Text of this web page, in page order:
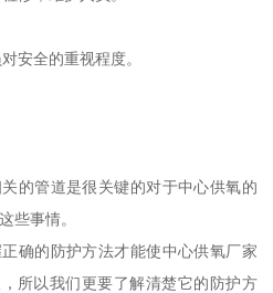
安全的重视程度。
的管道是很关键的对于中心供氧的
些事情。
确的防护方法才能使中心供氧厂家
所以我们更要了解清楚它的防护方